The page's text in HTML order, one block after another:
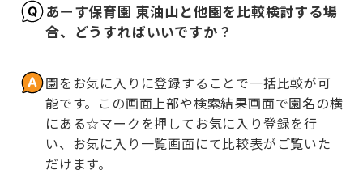
あーす保育園 東油山と他園を比較検討する場
合、どうすればいいですか？
園をお気に入りに登録することで一括比較が可
能です。この画面上部や検索結果画面で園名の横
にある☆マークを押してお気に入り登録を行
い、お気に入り一覧画面にて比較表がご覧いた
だけます。